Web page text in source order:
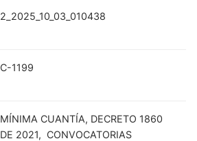
2_2025_10_03_010438
C-1199
MÍNIMA CUANTÍA, DECRETO 1860
DE 2021, CONVOCATORIAS